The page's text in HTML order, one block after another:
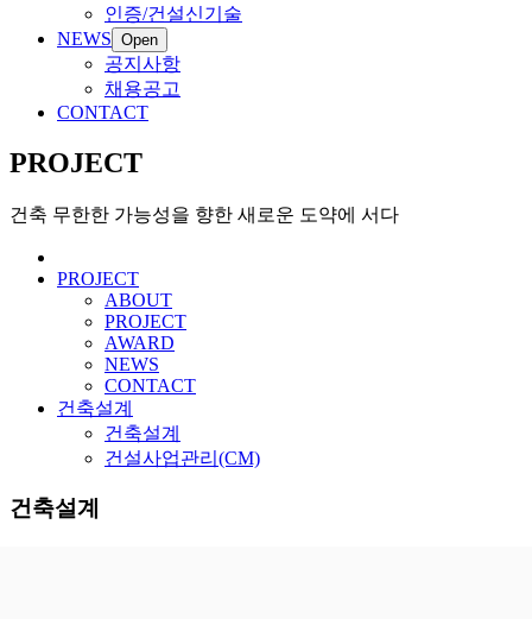
인증/건설신기술
NEWS Open
공지사항
채용공고
CONTACT
PROJECT
건축 무한한 가능성을 향한 새로운 도약에 서다
PROJECT
ABOUT
PROJECT
AWARD
NEWS
CONTACT
건축설계
건축설계
건설사업관리(CM)
건축설계